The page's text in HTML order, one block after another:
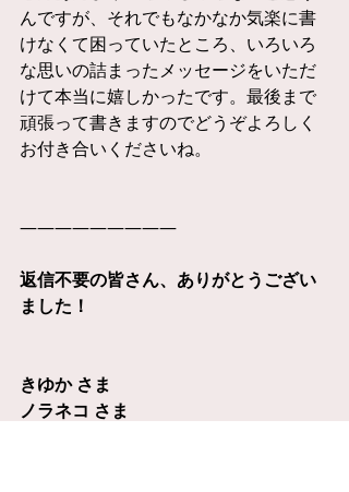
んですが、それでもなかなか気楽に書
けなくて困っていたところ、いろいろ
な思いの詰まったメッセージをいただ
けて本当に嬉しかったです。最後まで
頑張って書きますのでどうぞよろしく
お付き合いくださいね。
—————————
返信不要の皆さん、ありがとうござい
ました！
きゆか さま
ノラネコ さま